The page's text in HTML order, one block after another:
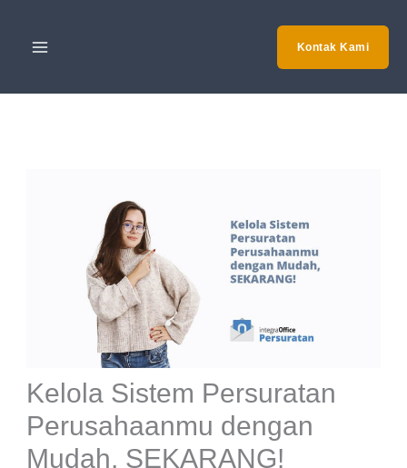
Kontak Kami
Kelola Sistem Persuratan
Perusahaanmu dengan
Mudah, SEKARANG!